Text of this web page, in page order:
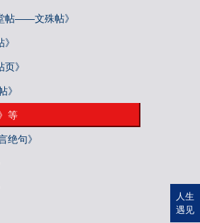
帖——文殊帖》
》
》
等
绝句》
人生
遇见